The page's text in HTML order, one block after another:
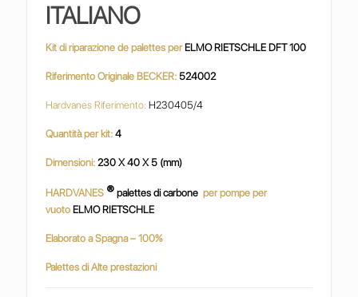
ITALIANO
Kit di riparazione de palettes per ELMO RIETSCHLE DFT 100
Riferimento Originale BECKER:524002
Hardvanes Riferimento:H230405/4
Quantità per kit:4
Dimensioni:230 X 40 X 5 (mm)
HARDVANES ® palettes di carbone per pompe per
vuoto ELMO RIETSCHLE
Elaborato a Spagna – 100%
Palettes di Alte prestazioni